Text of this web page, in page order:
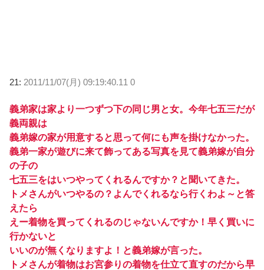
21: 2011/11/07(月) 09:19:40.11 0
義弟家は家より一つずつ下の同じ男と女。今年七五三だが
義両親は
義弟嫁の家が用意すると思って何にも声を掛けなかった。
義弟一家が遊びに来て飾ってある写真を見て義弟嫁が自分
の子の
七五三をはいつやってくれるんですか？と聞いてきた。
トメさんがいつやるの？よんでくれるなら行くわよ～と答
えたら
えー着物を買ってくれるのじゃないんですか！早く買いに
行かないと
いいのが無くなりますよ！と義弟嫁が言った。
トメさんが着物はお宮参りの着物を仕立て直すのだから早